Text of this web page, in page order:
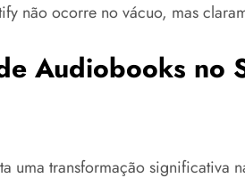
não ocorre no vácuo, mas
Audiobooks
uma transformação